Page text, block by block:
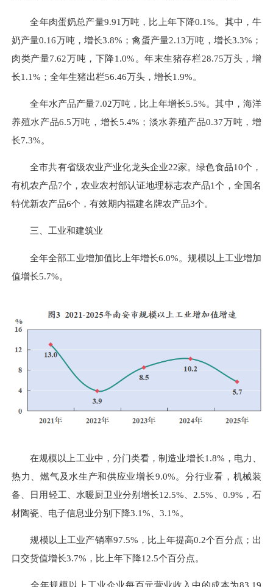
全年肉蛋奶总产量9.91万吨，比上年下降0.1%。其中，牛
奶产量0.16万吨，增长3.8%；禽蛋产量2.13万吨，增长3.3%；
肉类产量7.62万吨，下降1.0%。年末生猪存栏28.75万头，增
长1.1%；全年生猪出栏56.46万头，增长1.9%。
全年水产品产量7.02万吨，比上年增长5.5%。其中，海洋
养殖水产品6.5万吨，增长5.4%；淡水养殖产品0.37万吨，增
长7.3%。
全市共有省级农业产业化龙头企业22家。绿色食品10个，
有机农产品7个，农业农村部认证地理标志农产品1个，全国名
特优新农产品6个，有效期内福建名牌农产品3个。
三、工业和建筑业
全年全部工业增加值比上年增长6.0%。规模以上工业增加
值增长5.7%。
在规模以上工业中，分门类看，制造业增长1.8%，电力、
热力、燃气及水生产和供应业增长9.0%。分行业看，机械装
备、日用轻工、水暖厨卫业分别增长12.5%、2.5%、0.9%，石
材陶瓷、电子信息业分别下降3.1%、3.1%。
规模以上工业产销率97.5%，比上年提高0.2个百分点；出
口交货值增长3.7%，比上年下降12.5个百分点。